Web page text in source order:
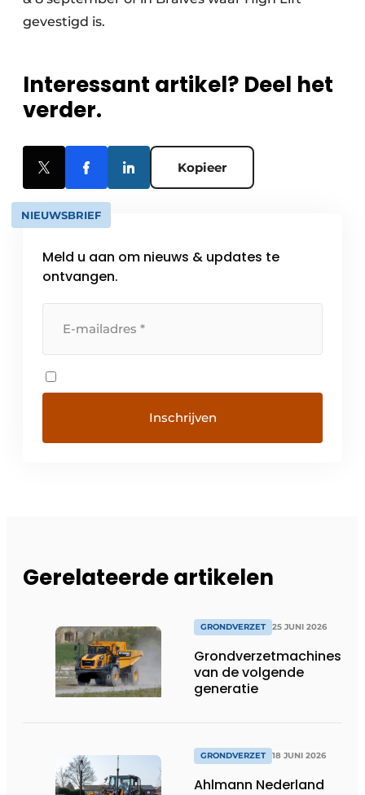
gevestigd is.
Interessant artikel? Deel het
verder.
Kopieer
NIEUWSBRIEF
Meld u aan om nieuws & updates te
ontvangen.
Gerelateerde artikelen
GRONDVERZET 25 JUNI 2026
Grondverzetmachines
van de volgende
generatie
GRONDVERZET 18 JUNI 2026
Ahlmann Nederland